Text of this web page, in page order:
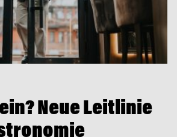
Neue Leitlinie